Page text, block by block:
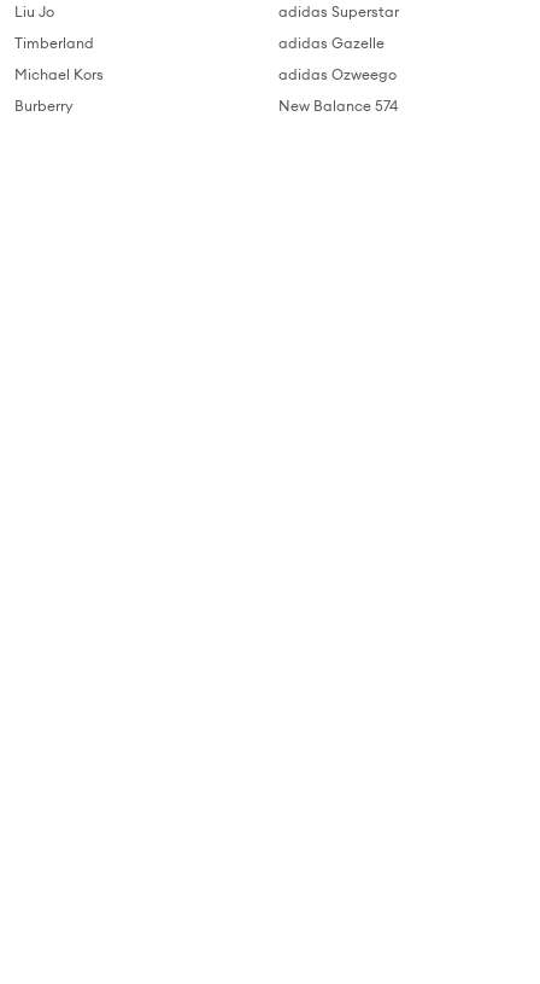
Liu Jo
Timberland
Michael Kors
Burberry
adidas Superstar
adidas Gazelle
adidas Ozweego
New Balance 574